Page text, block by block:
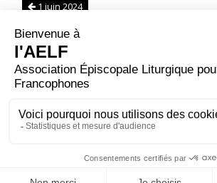
1 juin 2024
Suisse